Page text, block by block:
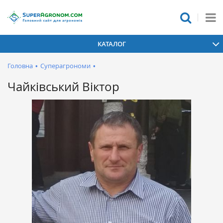
КАТАЛОГ
Головна • Суперагрономи •
Чайківський Віктор